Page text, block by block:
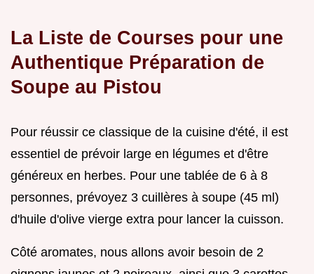
La Liste de Courses pour une
Authentique Préparation de
Soupe au Pistou
Pour réussir ce classique de la cuisine d'été, il est
essentiel de prévoir large en légumes et d'être
généreux en herbes. Pour une tablée de 6 à 8
personnes, prévoyez 3 cuillères à soupe (45 ml)
d'huile d'olive vierge extra pour lancer la cuisson.
Côté aromates, nous allons avoir besoin de 2